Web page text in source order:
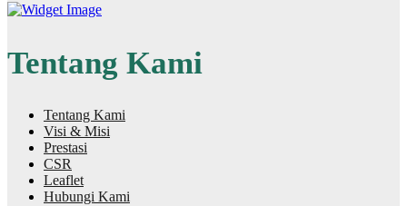
Tentang Kami
Tentang Kami
Visi & Misi
Prestasi
CSR
Leaflet
Hubungi Kami